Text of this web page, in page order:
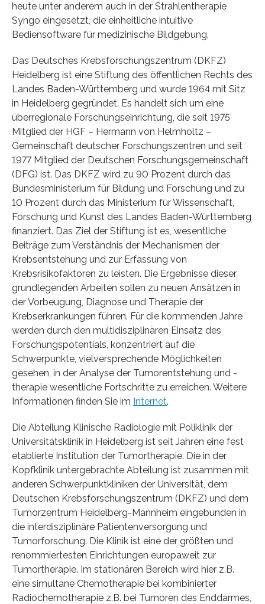
heute unter anderem auch in der Strahlentherapie
Syngo eingesetzt, die einheitliche intuitive
Bediensoftware für medizinische Bildgebung.
Das Deutsches Krebsforschungszentrum (DKFZ)
Heidelberg ist eine Stiftung des öffentlichen Rechts des
Landes Baden-Württemberg und wurde 1964 mit Sitz
in Heidelberg gegründet. Es handelt sich um eine
überregionale Forschungseinrichtung, die seit 1975
Mitglied der HGF – Hermann von Helmholtz –
Gemeinschaft deutscher Forschungszentren und seit
1977 Mitglied der Deutschen Forschungsgemeinschaft
(DFG) ist. Das DKFZ wird zu 90 Prozent durch das
Bundesministerium für Bildung und Forschung und zu
10 Prozent durch das Ministerium für Wissenschaft,
Forschung und Kunst des Landes Baden-Württemberg
finanziert. Das Ziel der Stiftung ist es, wesentliche
Beiträge zum Verständnis der Mechanismen der
Krebsentstehung und zur Erfassung von
Krebsrisikofaktoren zu leisten. Die Ergebnisse dieser
grundlegenden Arbeiten sollen zu neuen Ansätzen in
der Vorbeugung, Diagnose und Therapie der
Krebserkrankungen führen. Für die kommenden Jahre
werden durch den multidisziplinären Einsatz des
Forschungspotentials, konzentriert auf die
Schwerpunkte, vielversprechende Möglichkeiten
gesehen, in der Analyse der Tumorentstehung und -
therapie wesentliche Fortschritte zu erreichen. Weitere
Informationen finden Sie im Internet.
Die Abteilung Klinische Radiologie mit Poliklinik der
Universitätsklinik in Heidelberg ist seit Jahren eine fest
etablierte Institution der Tumortherapie. Die in der
Kopfklinik untergebrachte Abteilung ist zusammen mit
anderen Schwerpunktkliniken der Universität, dem
Deutschen Krebsforschungszentrum (DKFZ) und dem
Tumorzentrum Heidelberg-Mannheim eingebunden in
die interdisziplinäre Patientenversorgung und
Tumorforschung. Die Klinik ist eine der größten und
renommiertesten Einrichtungen europaweit zur
Tumortherapie. Im stationären Bereich wird hier z.B.
eine simultane Chemotherapie bei kombinierter
Radiochemotherapie z.B. bei Tumoren des Enddarmes,